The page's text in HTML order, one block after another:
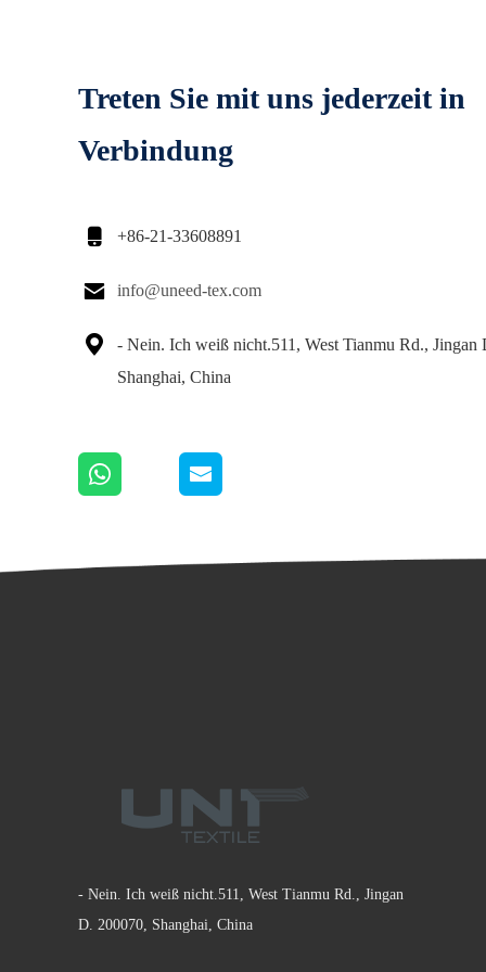
Treten Sie mit uns jederzeit in
Verbindung
 +86-21-33608891
 info@uneed-tex.com

- Nein. Ich weiß nicht.511, West Tianmu Rd., Jingan
Shanghai, China
- Nein. Ich weiß nicht.511, West Tianmu Rd., Jingan
D. 200070, Shanghai, China